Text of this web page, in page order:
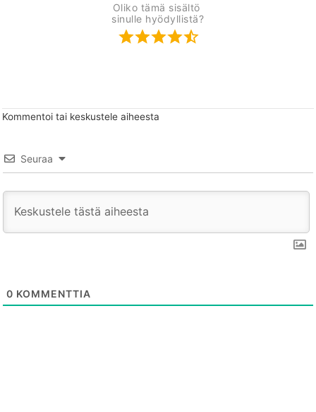
Oliko tämä sisältö
sinulle hyödyllistä?
Kommentoi tai keskustele aiheesta
Seuraa
0 KOMMENTTIA